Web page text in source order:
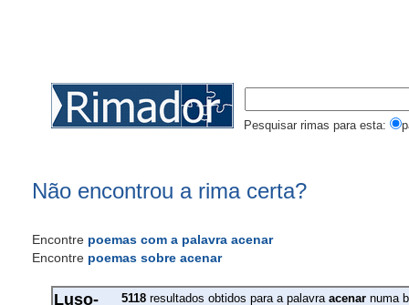
Pesquisar rimas para esta:
Não encontrou a rima certa?
Encontre poemas com a palavra acenar
Encontre poemas sobre acenar
Luso-
5118 resultados obtidos para a palavra acenar numa